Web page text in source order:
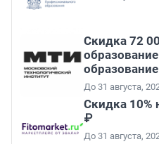
Скидка 72
До 31 августа,
Скидка 10%
₽
До 31 августа,